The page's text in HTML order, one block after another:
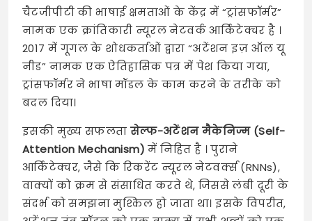
चैटजीपीटी की भाषाई क्षमताओं के केंद्र में “ट्रांसफॉर्मर”
नामक एक क्रांतिकारी न्यूरल नेटवर्क आर्किटेक्चर है ।
2017 में गूगल के शोधकर्ताओं द्वारा “अटेंशन इज़ ऑल यू
नीड” नामक एक ऐतिहासिक पत्र में पेश किया गया,
ट्रांसफॉर्मर ने भाषा मॉडल के काम करने के तरीके को
बदल दिया।
इसकी मुख्य सफलता सेल्फ-अटेंशन मैकेनिज्म (Self-
Attention Mechanism) में निहित है । पुराने
आर्किटेक्चर, जैसे कि रिकरेंट न्यूरल नेटवर्क्स (RNNs),
वाक्यों को क्रम से संसाधित करते थे, जिससे लंबी दूरी के
संदर्भ को समझना मुश्किल हो जाता था। इसके विपरीत,